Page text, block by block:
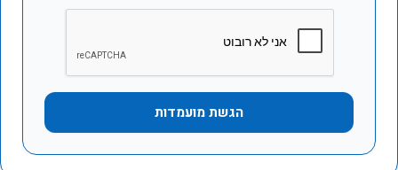
הגשת מועמדות